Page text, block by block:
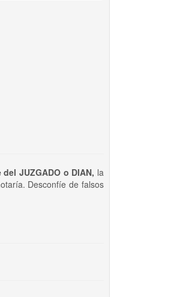
JUZGADO o DIAN, la
Desconfíe de falsos